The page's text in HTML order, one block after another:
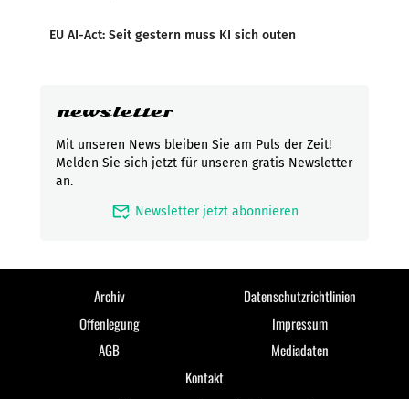
EU AI-Act: Seit gestern muss KI sich outen
newsletter
Mit unseren News bleiben Sie am Puls der Zeit!
Melden Sie sich jetzt für unseren gratis Newsletter
an.
mark_email_read Newsletter jetzt abonnieren
Archiv
Datenschutzrichtlinien
Offenlegung
Impressum
AGB
Mediadaten
Kontakt